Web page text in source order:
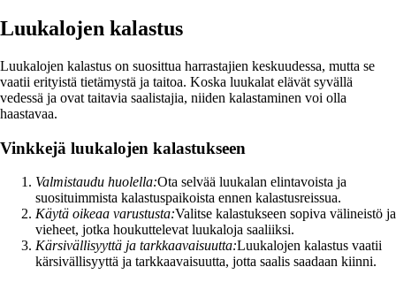
Luukalojen kalastus
Luukalojen kalastus on suosittua harrastajien keskuudessa, mutta se
vaatii erityistä tietämystä ja taitoa. Koska luukalat elävät syvällä
vedessä ja ovat taitavia saalistajia, niiden kalastaminen voi olla
haastavaa.
Vinkkejä luukalojen kalastukseen
Valmistaudu huolella:Ota selvää luukalan elintavoista ja
suosituimmista kalastuspaikoista ennen kalastusreissua.
Käytä oikeaa varustusta:Valitse kalastukseen sopiva välineistö ja
vieheet, jotka houkuttelevat luukaloja saaliiksi.
Kärsivällisyyttä ja tarkkaavaisuutta:Luukalojen kalastus vaatii
kärsivällisyyttä ja tarkkaavaisuutta, jotta saalis saadaan kiinni.